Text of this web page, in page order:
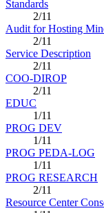
Standards
2/11
Audit for Hosting
2/11
Service Description
2/11
COO-DIROP
2/11
EDUC
1/11
PROG DEV
1/11
PROG PEDA-LOG
1/11
PROG RESEARCH
2/11
Resource Center